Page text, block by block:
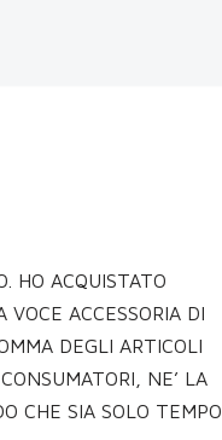
HO ACQUISTATO
ACCESSORIA DI
DEGLI ARTICOLI
NE’ LA
CHE SIA SOLO TEMPO